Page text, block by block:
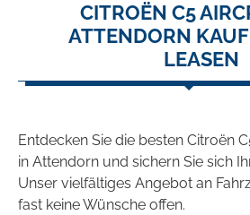
CITROËN C5
ATTENDORN
LEASEN
Entdecken Sie die besten Citroën
in Attendorn und sichern Sie sich
Unser vielfältiges Angebot an
fast keine Wünsche offen.